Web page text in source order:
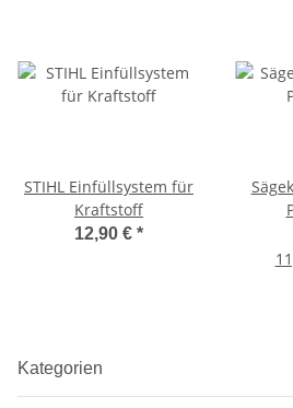
STIHL Einfüllsystem für
Kraftstoff
12,90 € *
Kategorien